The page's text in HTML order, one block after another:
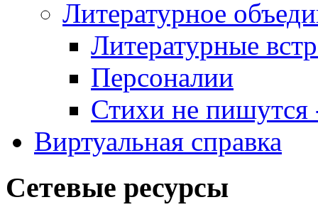
Литературное
Литературные
Персоналии
Стихи не пишутся
Виртуальная справка
Сетевые ресурсы